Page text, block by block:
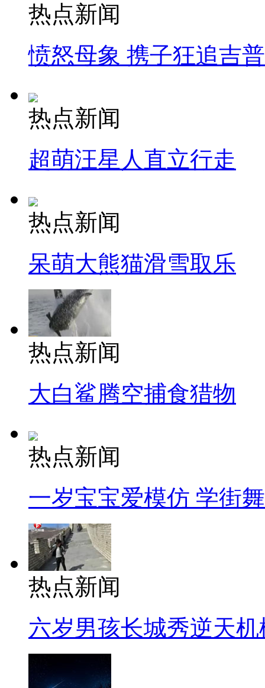
热点新闻
愤怒母象 携子狂追吉
热点新闻
超萌汪星人直立行走
热点新闻
呆萌大熊猫滑雪取乐
热点新闻
大白鲨腾空捕食猎物
热点新闻
一岁宝宝爱模仿 学街
热点新闻
六岁男孩长城秀逆天机